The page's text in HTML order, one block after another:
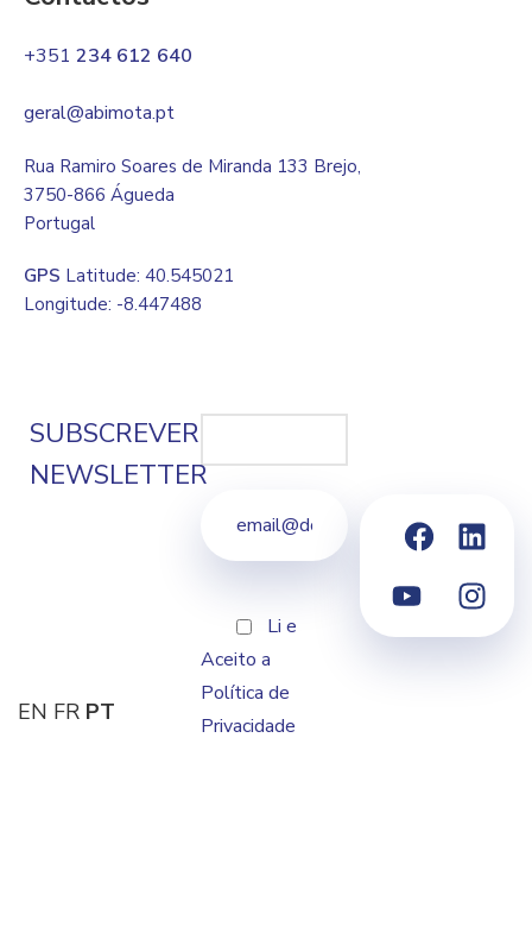
+351 234 612 640
geral@abimota.pt
Rua Ramiro Soares de Miranda 133 Brejo,
3750-866 Águeda
Portugal
GPS Latitude: 40.545021
Longitude: -8.447488
SUBSCREVER
NEWSLETTER
Li e
Aceito a
Política de
Privacidade
EN FR PT